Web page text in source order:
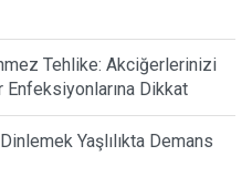
Tehlike: Akciğerlerinizi
Dikkat
Yaşlılıkta Demans